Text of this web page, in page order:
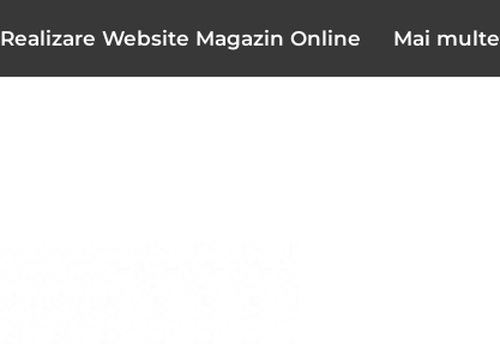
Realizare Website Magazin Online Mai multe